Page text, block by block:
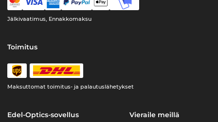
Jälkivaatimus, Ennakkomaksu
Toimitus
Maksuttomat toimitus- ja palautuslähetykset
Edel-Optics-sovellus Vieraile meillä